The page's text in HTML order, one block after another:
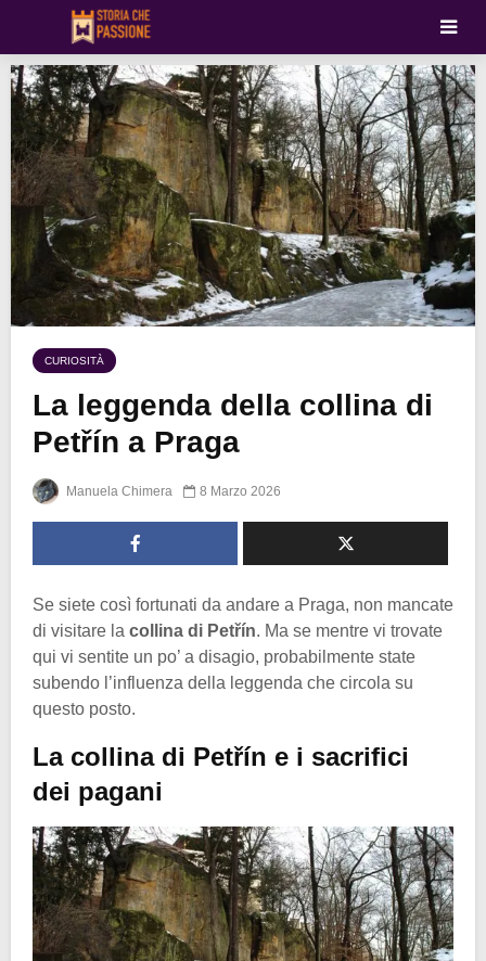
CURIOSITÀ
La leggenda della collina di
Petřín a Praga
Manuela Chimera 8 Marzo 2026
Se siete così fortunati da andare a Praga, non mancate
di visitare la collina di Petřín. Ma se mentre vi trovate
qui vi sentite un po’ a disagio, probabilmente state
subendo l’influenza della leggenda che circola su
questo posto.
La collina di Petřín e i sacrifici
dei pagani